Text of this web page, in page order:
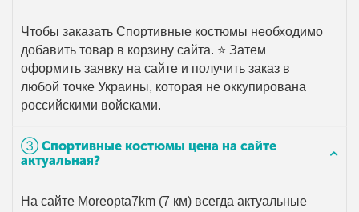
Чтобы заказать Спортивные костюмы необходимо
добавить товар в корзину сайта. ⭐ Затем
оформить заявку на сайте и получить заказ в
любой точке Украины, которая не оккупирована
российскими войсками.
➂ Спортивные костюмы цена на сайте
актуальная?
На сайте Moreopta7km (7 км) всегда актуальные